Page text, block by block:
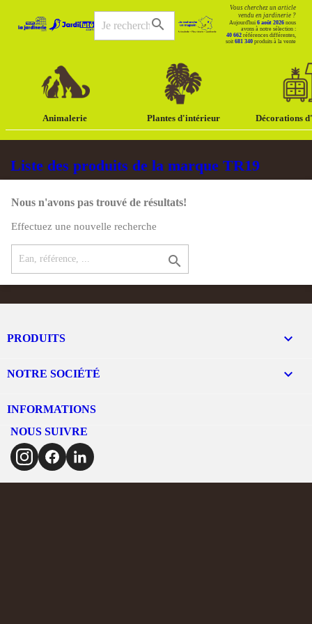
search
Vous cherchez un article
vendu en jardinerie ?
Aujourd'hui 6 août 2026 nous
avons à notre sélection :
40 662 références différentes,
soit 681 340 produits à la vente
Animalerie Plantes d'intérieur Décorations
Liste des produits de la marque TR19
Nous n'avons pas trouvé de résultats!
Effectuez une nouvelle recherche

PRODUITS 
NOTRE SOCIÉTÉ 
INFORMATIONS
NOUS SUIVRE